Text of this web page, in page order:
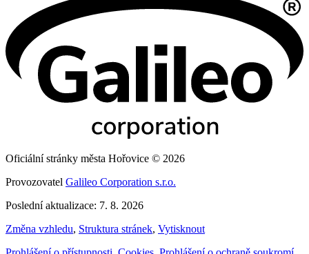
Oficiální stránky města Hořovice © 2026
Provozovatel Galileo Corporation s.r.o.
Poslední aktualizace: 7. 8. 2026
Změna vzhledu, Struktura stránek, Vytisknout